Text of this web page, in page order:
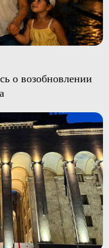
о возобновлении